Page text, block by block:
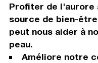
Profiter de l'aurore
source de bien-
peut nous aider à
peau.
Améliore notre